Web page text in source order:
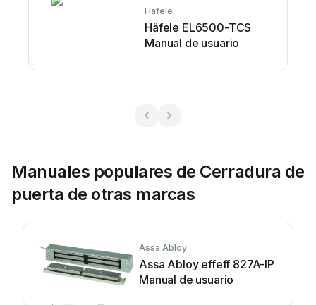
Häfele
Häfele EL6500-TCS
Manual de usuario
Manuales populares de Cerradura de
puerta de otras marcas
Assa Abloy
Assa Abloy effeff 827A-IP
Manual de usuario